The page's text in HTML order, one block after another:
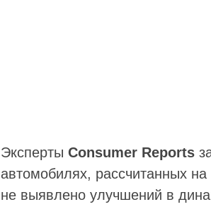
Эксперты Consumer Reports
автомобилях, рассчитанных
не выявлено улучшений в